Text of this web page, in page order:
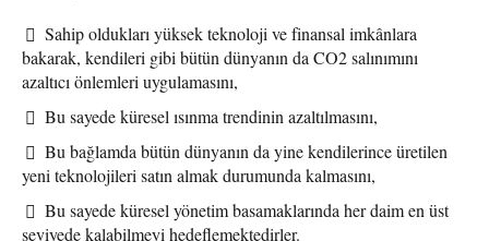
Sahip oldukları yüksek teknoloji ve finansal imkânlara
bakarak, kendileri gibi bütün dünyanın da CO2 salınımını
azaltıcı önlemleri uygulamasını,
Bu sayede küresel ısınma trendinin azaltılmasını,
Bu bağlamda bütün dünyanın da yine kendilerince üretilen
yeni teknolojileri satın almak durumunda kalmasını,
Bu sayede küresel yönetim basamaklarında her daim en üst
seviyede kalabilmeyi hedeflemektedirler.